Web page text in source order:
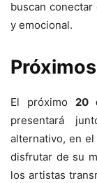
buscan
y emocional.
El próximo20
presentará
alternativo, en el
disfrutar de su
los artistas